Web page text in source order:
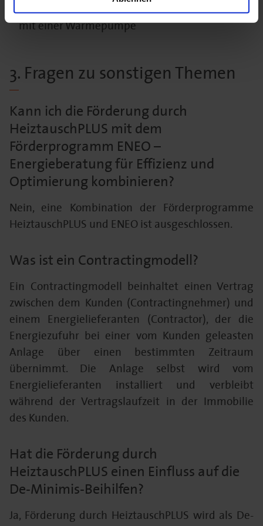
Heizungsunterstützung sowie für die Kopplung
mit einer Wärmepumpe
3. Fragen zu sonstigen Themen
Kann ich die Förderung durch
HeiztauschPLUS mit dem
Förderprogramm ENEO –
Energieberatung für Effizienz und
Optimierung kombinieren?
Nein, eine Kombination der Förderprogramme
HeiztauschPLUS und ENEO ist ausgeschlossen.
Was ist ein Contractingmodell?
Ein Contractingmodell beinhaltet einen Vertrag
zwischen dem Kunden (Contractingnehmer) und
einem Energielieferanten (Contractor), der die
Energiezufuhr bei einer vom Kunden geleasten
Anlage über einen bestimmten Zeitraum
übernimmt. Die Anlage selbst wird vom
Energielieferanten installiert und verbleibt
während der Vertragslaufzeit in der Immobilie
des Kunden.
Hat die Förderung durch
HeiztauschPLUS einen Einfluss auf die
De-Minimis-Beihilfen?
Ja, Förderung durch HeiztauschPLUS wird als De-